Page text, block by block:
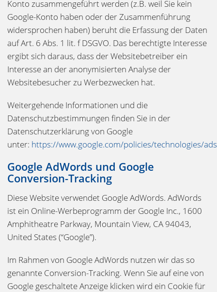
Konto zusammengeführt werden (z.B. weil Sie kein
Google-Konto haben oder der Zusammenführung
widersprochen haben) beruht die Erfassung der Daten
auf Art. 6 Abs. 1 lit. f DSGVO. Das berechtigte Interesse
ergibt sich daraus, dass der Websitebetreiber ein
Interesse an der anonymisierten Analyse der
Websitebesucher zu Werbezwecken hat.
Weitergehende Informationen und die
Datenschutzbestimmungen finden Sie in der
Datenschutzerklärung von Google
unter: https://www.google.com/policies/technologies/
Google AdWords und Google
Conversion-Tracking
Diese Website verwendet Google AdWords. AdWords
ist ein Online-Werbeprogramm der Google Inc., 1600
Amphitheatre Parkway, Mountain View, CA 94043,
United States (“Google”).
Im Rahmen von Google AdWords nutzen wir das so
genannte Conversion-Tracking. Wenn Sie auf eine von
Google geschaltete Anzeige klicken wird ein Cookie für